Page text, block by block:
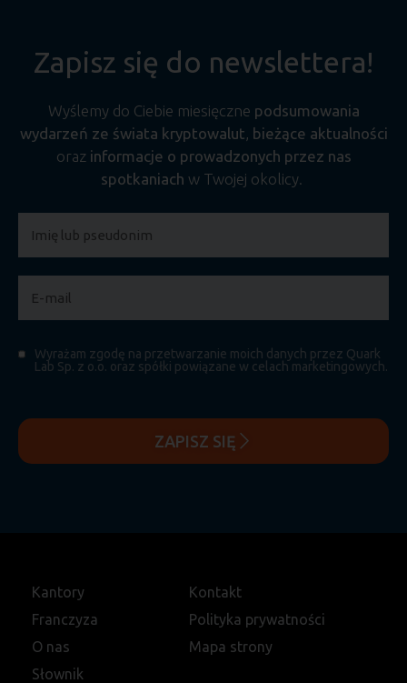
Zapisz się do newslettera!
Wyślemy do Ciebie miesięczne podsumowania
wydarzeń ze świata kryptowalut, bieżące aktualności
oraz informacje o prowadzonych przez nas
spotkaniach w Twojej okolicy.
Wyrażam zgodę na przetwarzanie moich danych przez Quark
Lab Sp. z o.o. oraz spółki powiązane w celach marketingowych.
ZAPISZ SIĘ
Kantory
Franczyza
O nas
Słownik
Kontakt
Polityka prywatności
Mapa strony